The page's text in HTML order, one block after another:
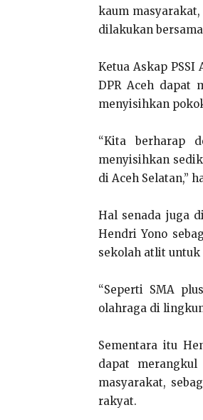
kaum
dilakukan
Ketua Askap
DPR Aceh dapat
menyisihkan
“Kita berharap
menyisihkan
di Aceh Selatan,”
Hal senada juga
Hendri Yono
sekolah atlit untuk
“Seperti SMA
olahraga di
Sementara itu
dapat
masyarakat,
rakyat.